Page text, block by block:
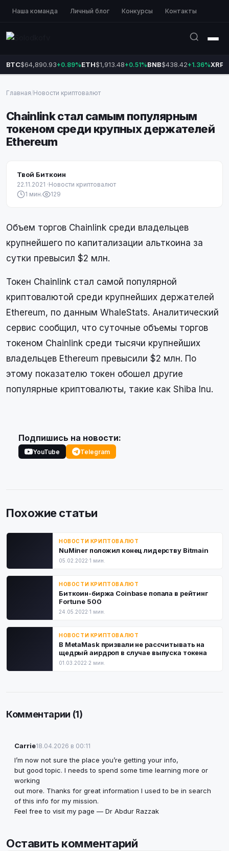
Наша команда Личный блог Конкурсы Контакты
BTC$64,890.93+0.89%ETH$1,913.48+0.51%BNB$438.42+1.36%XRP
Главная/Новости криптовалют
Chainlink стал самым популярным
токеном среди крупных держателей
Ethereum
Твой Биткоин
22.11.2021 ·Новости криптовалют
1 мин.
129
Объем торгов Chainlink среди владельцев
крупнейшего по капитализации альткоина за
сутки превысил $2 млн.
Токен Chainlink стал самой популярной
криптовалютой среди крупнейших держателей
Ethereum, по данным WhaleStats. Аналитический
сервис сообщил, что суточные объемы торгов
токеном Chainlink среди тысячи крупнейших
владельцев Ethereum превысили $2 млн. По
этому показателю токен обошел другие
популярные криптовалюты, такие как Shiba Inu.
Подпишись на новости:
YouTube Telegram
Похожие статьи
НОВОСТИ КРИПТОВАЛЮТ
NuMiner положил конец лидерству Bitmain
05.02.2022·1 мин.
НОВОСТИ КРИПТОВАЛЮТ
Биткоин-биржа Coinbase попала в рейтинг
Fortune 500
24.05.2022·1 мин.
НОВОСТИ КРИПТОВАЛЮТ
В MetaMask призвали не рассчитывать на
щедрый аирдроп в случае выпуска токена
01.03.2022·2 мин.
Комментарии (1)
Carrie18.04.2026 в 00:11
I’m now not sure the place you’re getting your info,
but good topic. I needs to spend some time learning more or
working
out more. Thanks for great information I used to be in search
of this info for my mission.
Feel free to visit my page — Dr Abdur Razzak
Оставить комментарий